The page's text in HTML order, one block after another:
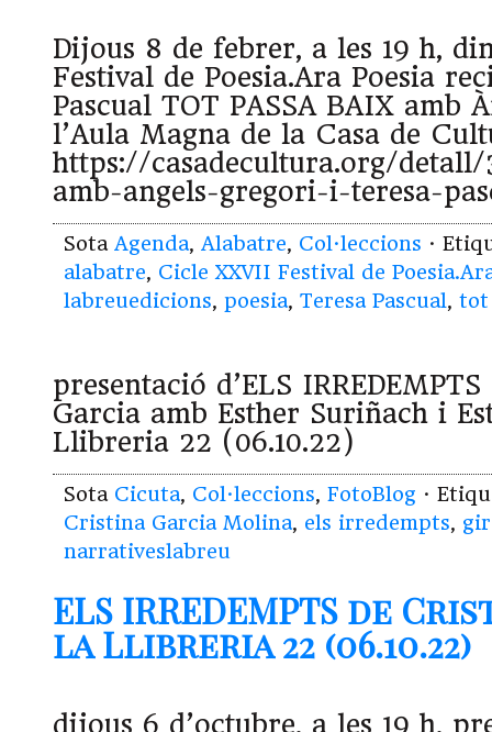
Dijous 8 de febrer, a les 19 h,
Festival de Poesia.Ara Poesia
Pascual TOT PASSA BAIX amb
l’Aula Magna de la Casa de
https://casadecultura.org/
amb-angels-gregori-i-teresa-
Sota Agenda, Alabatre, Col·leccions ·
alabatre, Cicle XXVII Festival de
labreuedicions, poesia, Teresa Pascual, tot
presentació d’ELS
Garcia amb Esther Suriñach i
Llibreria 22 (06.10.22)
Sota Cicuta, Col·leccions, FotoBlog ·
Cristina Garcia Molina, els irredempts,
narrativeslabreu
ELS IRREDEMPTS de
la Llibreria 22 (06.10.22)
dijous 6 d’octubre, a les 19 h,